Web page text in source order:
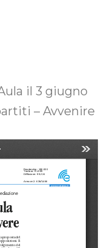
il 3 giugno
– Avvenire